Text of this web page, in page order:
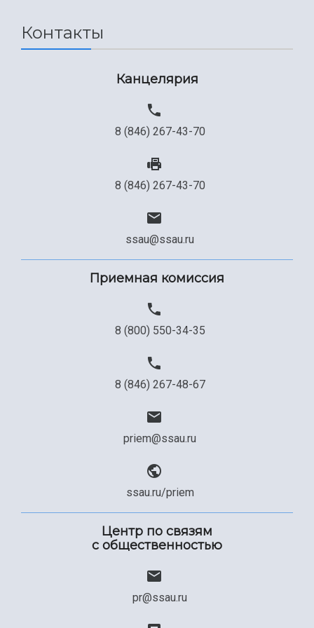
Сведения об образовательной организации
Контакты
Канцелярия
8 (846) 267-43-70
8 (846) 267-43-70
ssau@ssau.ru
Приемная комиссия
8 (800) 550-34-35
8 (846) 267-48-67
priem@ssau.ru
ssau.ru/priem
Центр по связям
с общественностью
pr@ssau.ru